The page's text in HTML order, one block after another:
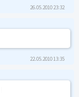
26.05.2010 23:32
22.05.2010 13:35